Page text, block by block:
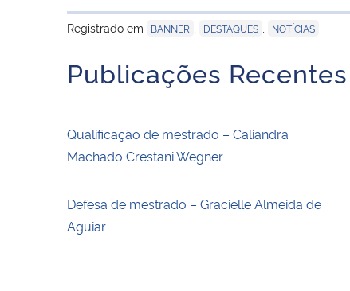
Registrado em
BANNER DESTAQUES NOTÍCIAS
Publicações Recentes
Qualificação de mestrado – Caliandra
Machado Crestani Wegner
Defesa de mestrado – Gracielle Almeida de
Aguiar